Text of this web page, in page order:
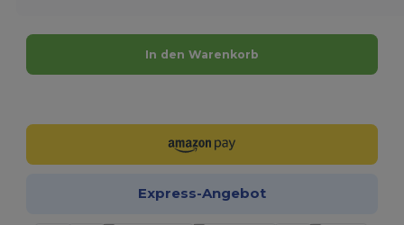
In den Warenkorb
Express-Angebot